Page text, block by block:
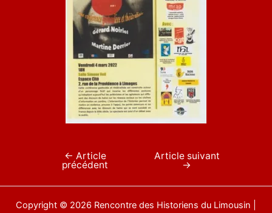
Navigation
l’article
← Article
précédent
Article suivant
→
Copyright © 2026 Rencontre des Historiens du Limousin |